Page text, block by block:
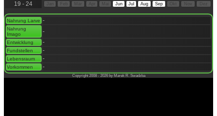
19 - 24 Jun Jul Aug Sep Dez
Nahrung Larve -
Nahrung
Imago
-
Entwicklung -
Fundstellen -
Lebensraum -
Vorkommen -
Copyright 2008 - 2026 by Marek R. Swadzba